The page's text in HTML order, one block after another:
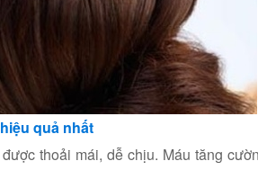
quả nhất
thoải mái, dễ chịu. Máu tăng